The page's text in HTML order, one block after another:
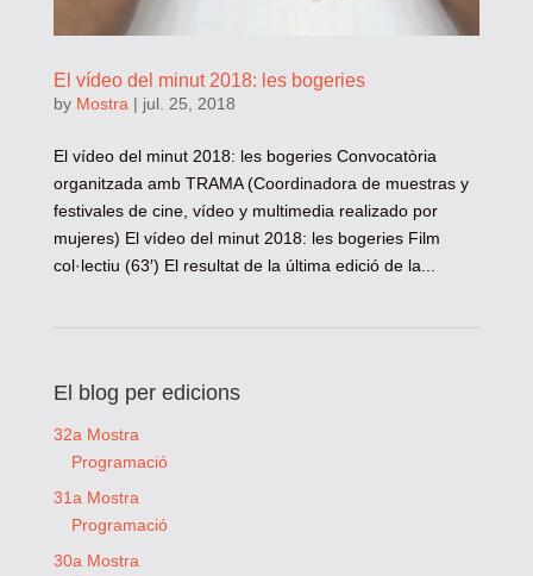
El vídeo del minut 2018: les bogeries
by Mostra | jul. 25, 2018
El vídeo del minut 2018: les bogeries Convocatòria
organitzada amb TRAMA (Coordinadora de muestras y
festivales de cine, vídeo y multimedia realizado por
mujeres) El vídeo del minut 2018: les bogeries Film
col·lectiu (63′) El resultat de la última edició de la...
El blog per edicions
32a Mostra
Programació
31a Mostra
Programació
30a Mostra